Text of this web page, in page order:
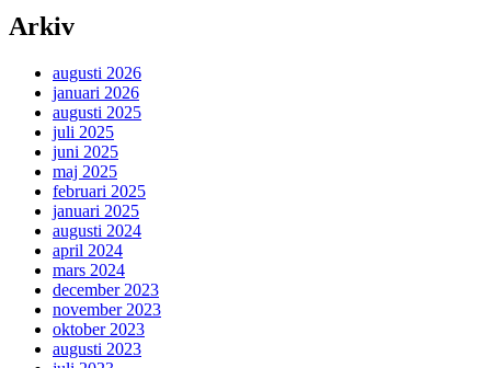
Arkiv
augusti 2026
januari 2026
augusti 2025
juli 2025
juni 2025
maj 2025
februari 2025
januari 2025
augusti 2024
april 2024
mars 2024
december 2023
november 2023
oktober 2023
augusti 2023